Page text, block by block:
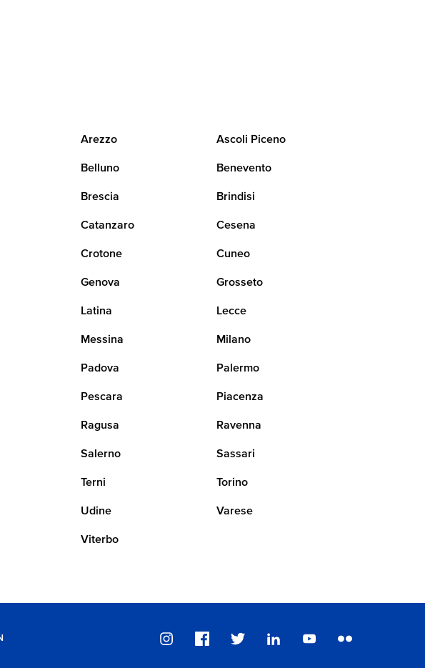
Arezzo Ascoli Piceno
Belluno Benevento
Brescia Brindisi
Catanzaro Cesena
Crotone Cuneo
Genova Grosseto
Latina Lecce
Messina Milano
Padova Palermo
Pescara Piacenza
Ragusa Ravenna
Salerno Sassari
Terni Torino
Udine Varese
Viterbo